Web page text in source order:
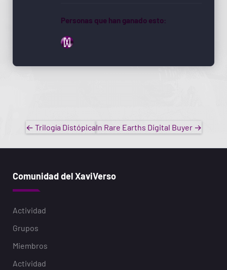
Personas que han ganado esto:
← Trilogía DistópicaIn Rare Earths Digital Buyer →
Comunidad del XaviVerso
Actividad
Grupos
Miembros
Actividad